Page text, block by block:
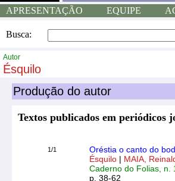
APRESENTAÇÃO EQUIPE
Busca:
Autor
Ésquilo
Produção do autor
Textos publicados em periódicos
1/1
Oréstia o canto do
Ésquilo | MAIA,
Caderno do Folias, n.
p. 38-62